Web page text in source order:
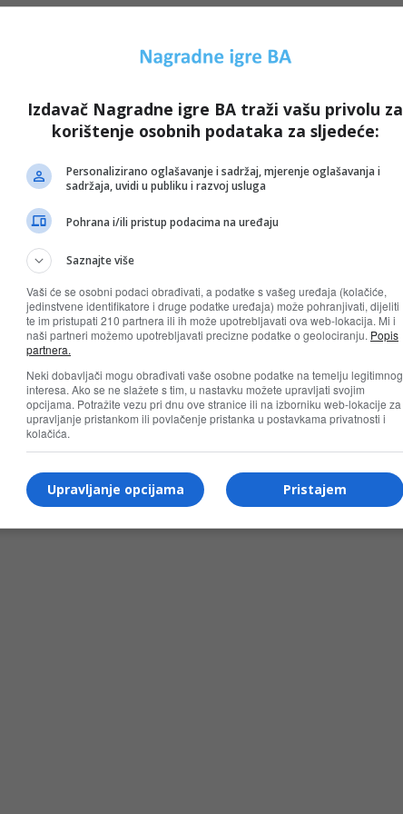
Izdavač Nagradne igre BA traži vašu privolu za
korištenje osobnih podataka za sljedeće:
Personalizirano oglašavanje i sadržaj, mjerenje oglašavanja i
sadržaja, uvidi u publiku i razvoj usluga
Pohrana i/ili pristup podacima na uređaju
Saznajte više
Vaši će se osobni podaci obrađivati, a podatke s vašeg uređaja (kolačiće,
jedinstvene identifikatore i druge podatke uređaja) može pohranjivati, dijeliti
te im pristupati 210 partnera ili ih može upotrebljavati ova web-lokacija. Mi i
naši partneri možemo upotrebljavati precizne podatke o geolociranju. Popis
partnera.
Neki dobavljači mogu obrađivati vaše osobne podatke na temelju legitimnog
interesa. Ako se ne slažete s tim, u nastavku možete upravljati svojim
opcijama. Potražite vezu pri dnu ove stranice ili na izborniku web-lokacije za
upravljanje pristankom ili povlačenje pristanka u postavkama privatnosti i
kolačića.
Pristajem
Upravljanje opcijama